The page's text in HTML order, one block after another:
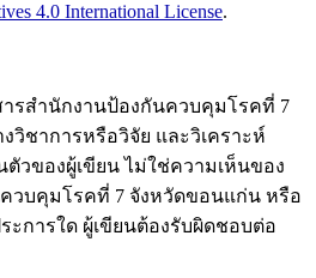
4.0 International License.
รสำนักงานป้องกันควบคุมโรคที่ 7
วิชาการหรือวิจัย และวิเคราะห์
วของผู้เขียน ไม่ใช่ความเห็นของ
วบคุมโรคที่ 7 จังหวัดขอนแก่น หรือ
การใด ผู้เขียนต้องรับผิดชอบต่อ